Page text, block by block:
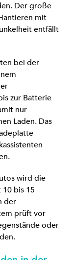
Der große
mit
entfällt
bei der
zur Batterie
nur
Laden. Das
wird die
bis 15
der
prüft vor
oder